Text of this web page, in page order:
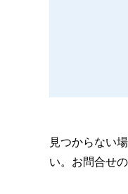
見つからない
い。お問合せ